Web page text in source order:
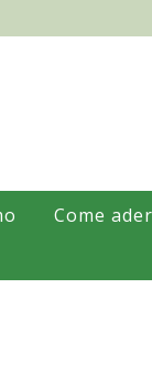
Come